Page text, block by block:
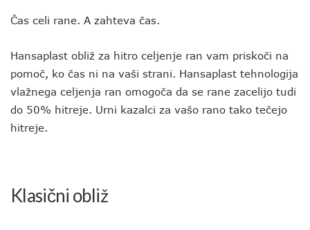
Čas celi rane. A zahteva čas.
Hansaplast obliž za hitro celjenje ran vam priskoči na
pomoč, ko čas ni na vaši strani. Hansaplast tehnologija
vlažnega celjenja ran omogoča da se rane zacelijo tudi
do 50% hitreje. Urni kazalci za vašo rano tako tečejo
hitreje.
Klasični obliž